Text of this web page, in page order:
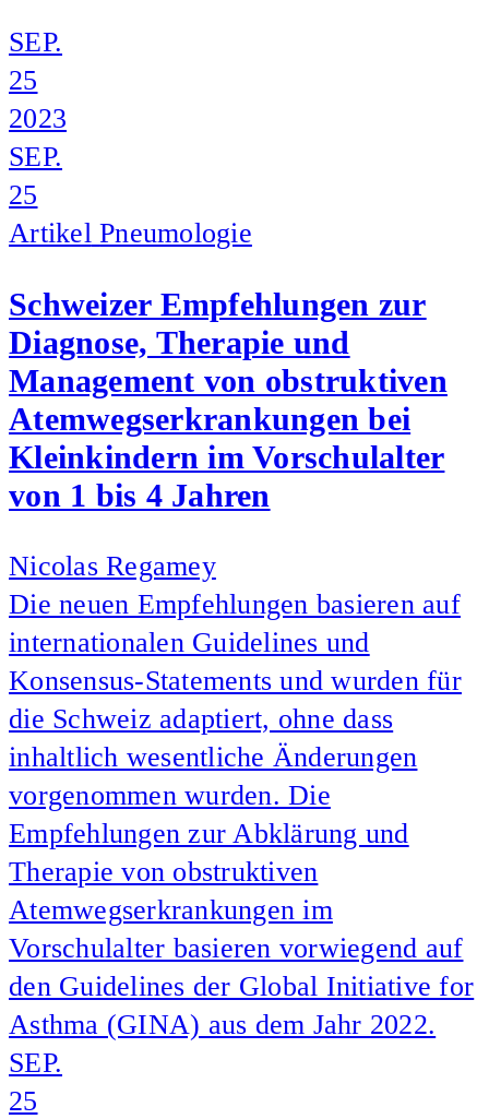
SEP.
25
2023
SEP.
25
Artikel Pneumologie
Schweizer Empfehlungen zur
Diagnose, Therapie und
Management von obstruktiven
Atemwegserkrankungen bei
Kleinkindern im Vorschulalter
von 1 bis 4 Jahren
Nicolas Regamey
Die neuen Empfehlungen basieren auf
internationalen Guidelines und
Konsensus-Statements und wurden für
die Schweiz adaptiert, ohne dass
inhaltlich wesentliche Änderungen
vorgenommen wurden. Die
Empfehlungen zur Abklärung und
Therapie von obstruktiven
Atemwegserkrankungen im
Vorschulalter basieren vorwiegend auf
den Guidelines der Global Initiative for
Asthma (GINA) aus dem Jahr 2022.
SEP.
25